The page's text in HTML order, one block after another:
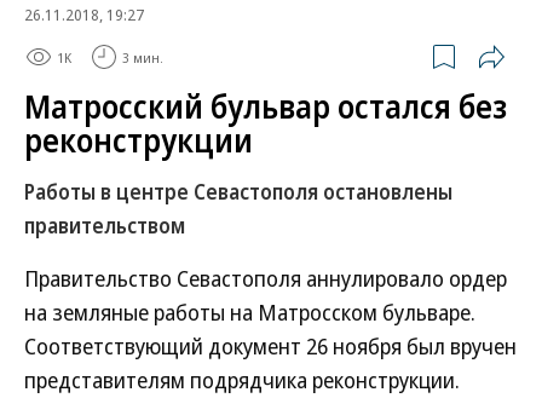
26.11.2018, 19:27
1K 3 мин.
Матросский бульвар остался без
реконструкции
Работы в центре Севастополя остановлены
правительством
Правительство Севастополя аннулировало ордер
на земляные работы на Матросском бульваре.
Соответствующий документ 26 ноября был вручен
представителям подрядчика реконструкции.